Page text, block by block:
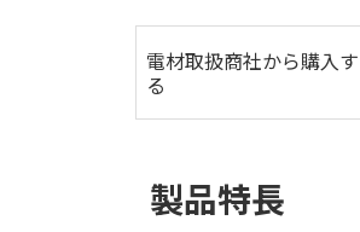
電材取扱商社から購入す
る
製品特長